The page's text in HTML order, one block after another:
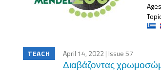
TEACH April 14, 2022| Issue 57
Διαβάζοντας